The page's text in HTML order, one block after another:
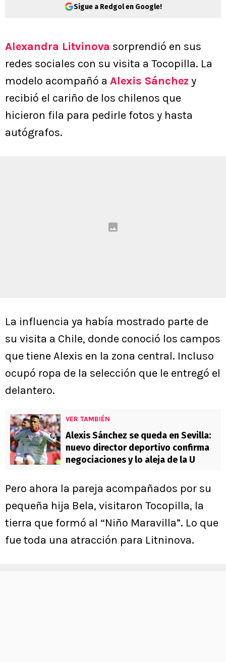
Sigue a Redgol en Google!
Alexandra Litvinova sorprendió en sus
redes sociales con su visita a Tocopilla. La
modelo acompañó a Alexis Sánchez y
recibió el cariño de los chilenos que
hicieron fila para pedirle fotos y hasta
autógrafos.
La influencia ya había mostrado parte de
su visita a Chile, donde conoció los campos
que tiene Alexis en la zona central. Incluso
ocupó ropa de la selección que le entregó el
delantero.
VER TAMBIÉN
Alexis Sánchez se queda en Sevilla:
nuevo director deportivo confirma
negociaciones y lo aleja de la U
Pero ahora la pareja acompañados por su
pequeña hija Bela, visitaron Tocopilla, la
tierra que formó al “Niño Maravilla”. Lo que
fue toda una atracción para Litninova.